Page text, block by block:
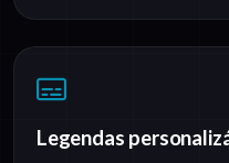
Legendas